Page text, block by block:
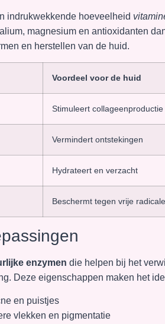
indrukwekkende hoeveelheid
magnesium en antioxidanten
en herstellen van de huid.
Voordeel voor de huid
Stimuleert collageenproductie
Vermindert ontstekingen
Hydrateert en verzacht
Beschermt tegen vrije
enzymen die helpen bij het
Deze eigenschappen maken het
en puistjes
vlekken en pigmentatie